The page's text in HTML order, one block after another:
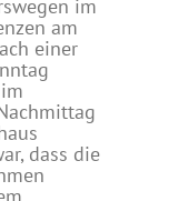
im
am
einer
dass die